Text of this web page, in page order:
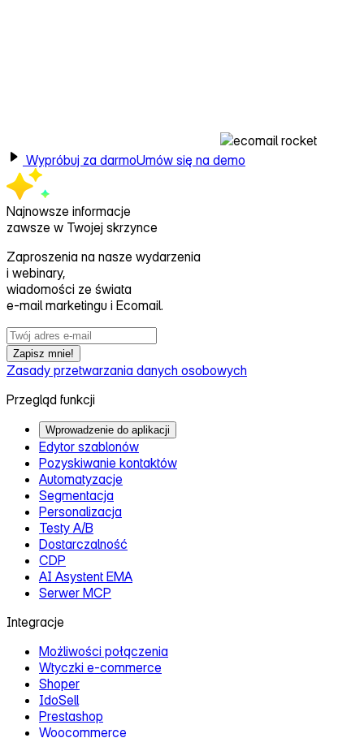
Wypróbuj za darmoUmów się na demo
Najnowsze informacje
zawsze w Twojej skrzynce
Zaproszenia na nasze wydarzenia
i webinary,
wiadomości ze świata
e‑mail marketingu i Ecomail.
Zapisz mnie!
Zasady przetwarzania danych osobowych
Przegląd funkcji
Wprowadzenie do aplikacji
Edytor szablonów
Pozyskiwanie kontaktów
Automatyzacje
Segmentacja
Personalizacja
Testy A/B
Dostarczalność
CDP
AI Asystent EMA
Serwer MCP
Integracje
Możliwości połączenia
Wtyczki e‑commerce
Shoper
IdoSell
Prestashop
Woocommerce